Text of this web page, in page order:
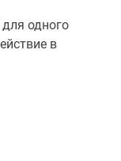
одного
в